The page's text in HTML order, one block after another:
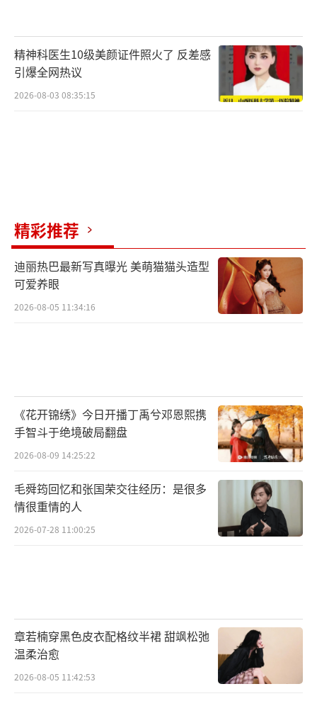
精神科医生10级美颜证件照火了 反差感
引爆全网热议
2026-08-03 08:35:15
精彩推荐
迪丽热巴最新写真曝光 美萌猫猫头造型
可爱养眼
2026-08-05 11:34:16
《花开锦绣》今日开播丁禹兮邓恩熙携
手智斗于绝境破局翻盘
2026-08-09 14:25:22
毛舜筠回忆和张国荣交往经历：是很多
情很重情的人
2026-07-28 11:00:25
章若楠穿黑色皮衣配格纹半裙 甜飒松弛
温柔治愈
2026-08-05 11:42:53